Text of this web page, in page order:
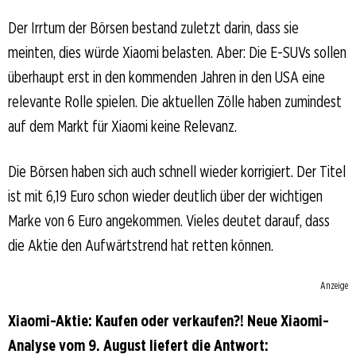
Der Irrtum der Börsen bestand zuletzt darin, dass sie
meinten, dies würde Xiaomi belasten. Aber: Die E-SUVs sollen
überhaupt erst in den kommenden Jahren in den USA eine
relevante Rolle spielen. Die aktuellen Zölle haben zumindest
auf dem Markt für Xiaomi keine Relevanz.
Die Börsen haben sich auch schnell wieder korrigiert. Der Titel
ist mit 6,19 Euro schon wieder deutlich über der wichtigen
Marke von 6 Euro angekommen. Vieles deutet darauf, dass
die Aktie den Aufwärtstrend hat retten können.
Anzeige
Xiaomi-Aktie: Kaufen oder verkaufen?! Neue Xiaomi-
Analyse vom 9. August liefert die Antwort: